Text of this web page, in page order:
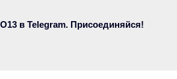
в Telegram. Присоединяйся!